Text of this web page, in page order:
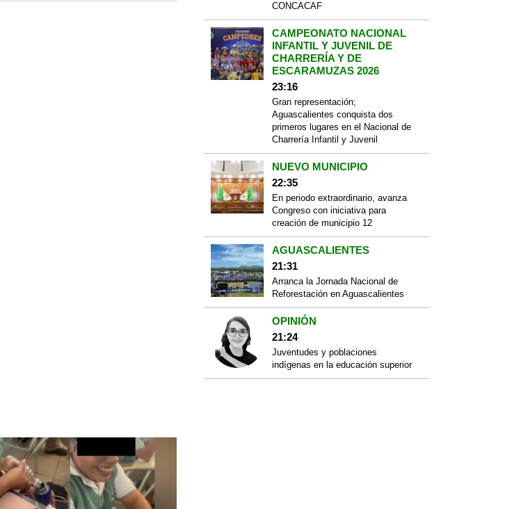
CONCACAF
CAMPEONATO NACIONAL
INFANTIL Y JUVENIL DE
CHARRERÍA Y DE
ESCARAMUZAS 2026
23:16
Gran representación;
Aguascalientes conquista dos
primeros lugares en el Nacional de
Charrería Infantil y Juvenil
NUEVO MUNICIPIO
22:35
En periodo extraordinario, avanza
Congreso con iniciativa para
creación de municipio 12
AGUASCALIENTES
21:31
Arranca la Jornada Nacional de
Reforestación en Aguascalientes
OPINIÓN
21:24
Juventudes y poblaciones
indígenas en la educación superior